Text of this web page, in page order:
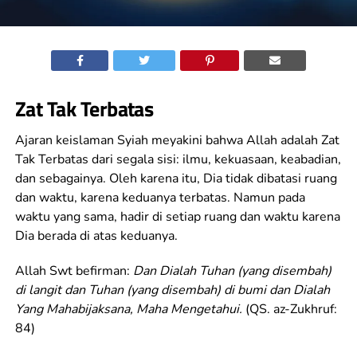
Zat Tak Terbatas
Ajaran keislaman Syiah meyakini bahwa Allah adalah Zat
Tak Terbatas dari segala sisi: ilmu, kekuasaan, keabadian,
dan sebagainya. Oleh karena itu, Dia tidak dibatasi ruang
dan waktu, karena keduanya terbatas. Namun pada
waktu yang sama, hadir di setiap ruang dan waktu karena
Dia berada di atas keduanya.
Allah Swt befirman: Dan Dialah Tuhan (yang disembah)
di langit dan Tuhan (yang disembah) di bumi dan Dialah
Yang Mahabijaksana, Maha Mengetahui. (QS. az-Zukhruf:
84)